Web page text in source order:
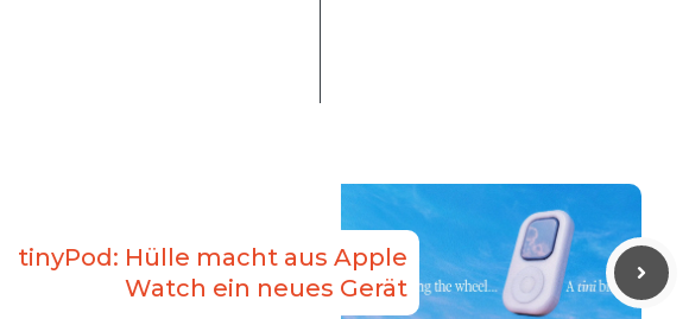
tinyPod: Hülle macht aus Apple
Watch ein neues Gerät